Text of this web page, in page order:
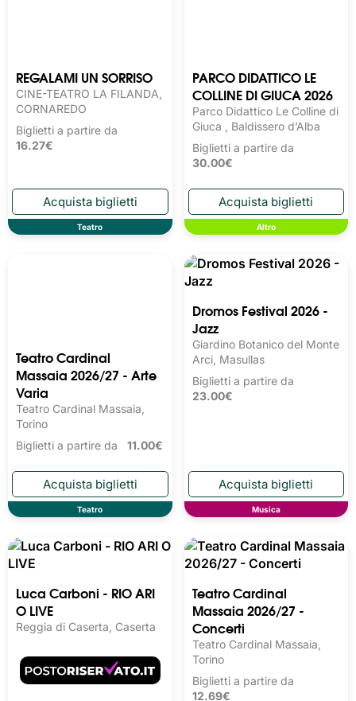
REGALAMI UN SORRISO
CINE-TEATRO LA FILANDA,
CORNAREDO
Biglietti a partire da
16.27€
Teatro
PARCO DIDATTICO LE
COLLINE DI GIUCA 2026
Parco Didattico Le Colline di
Giuca , Baldissero d’Alba
Biglietti a partire da
30.00€
Altro
Teatro Cardinal
Massaia 2026/27 - Arte
Varia
Teatro Cardinal Massaia,
Torino
Biglietti a partire da 11.00€
Teatro
Dromos Festival 2026 -
Jazz
Giardino Botanico del Monte
Musica
Luca Carboni - RIO ARI
O LIVE
Reggia di Caserta, Caserta
Teatro Cardinal
Massaia 2026/27 -
Concerti
Teatro Cardinal Massaia,